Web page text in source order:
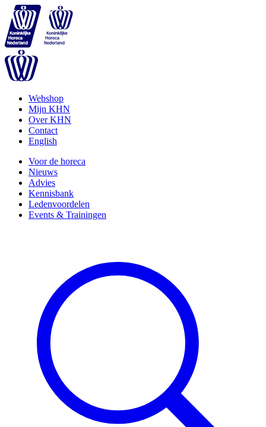
Webshop
Mijn KHN
Over KHN
Contact
English
Voor de horeca
Nieuws
Advies
Kennisbank
Ledenvoordelen
Events & Trainingen